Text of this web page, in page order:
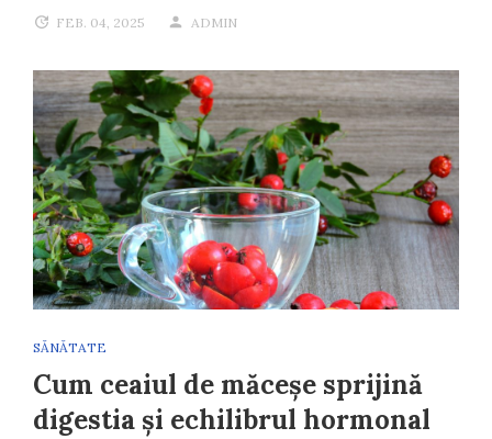
FEB. 04, 2025 ADMIN
SĂNĂTATE
Cum ceaiul de măceșe sprijină
digestia și echilibrul hormonal